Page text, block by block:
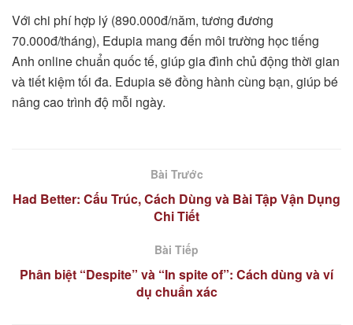
Với chi phí hợp lý (890.000đ/năm, tương đương
70.000đ/tháng), Edupia mang đến môi trường học tiếng
Anh online chuẩn quốc tế, giúp gia đình chủ động thời gian
và tiết kiệm tối đa. Edupia sẽ đồng hành cùng bạn, giúp bé
nâng cao trình độ mỗi ngày.
Bài Trước
Had Better: Cấu Trúc, Cách Dùng và Bài Tập Vận Dụng
Chi Tiết
Bài Tiếp
Phân biệt “Despite” và “In spite of”: Cách dùng và ví
dụ chuẩn xác